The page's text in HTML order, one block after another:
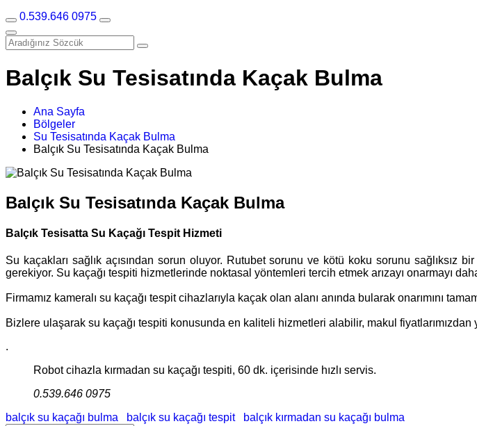
0.539.646 0975
Balçık Su Tesisatında Kaçak Bulma
Ana Sayfa
Bölgeler
Su Tesisatında Kaçak Bulma
Balçık Su Tesisatında Kaçak Bulma
Balçık Su Tesisatında Kaçak Bulma
Balçık Tesisatta Su Kaçağı Tespit Hizmeti
Su kaçakları sağlık açısından sorun oluyor. Rutubet sorunu ve kötü koku sorunu
gerekiyor. Su kaçağı tespiti hizmetlerinde noktasal yöntemleri tercih etmek arızayı onarmayı
Firmamız kameralı su kaçağı tespit cihazlarıyla kaçak olan alanı anında bularak onarımını
Bizlere ulaşarak su kaçağı tespiti konusunda en kaliteli hizmetleri alabilir, makul
.
Robot cihazla kırmadan su kaçağı tespiti, 60 dk. içerisinde hızlı servis.
0.539.646 0975
balçık su kaçağı bulma
balçık su kaçağı tespit balçık kırmadan su kaçağı bulma